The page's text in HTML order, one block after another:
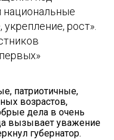
рост».
патриотичные,
возрастов,
дела в очень
вызывает уважение
губернатор.